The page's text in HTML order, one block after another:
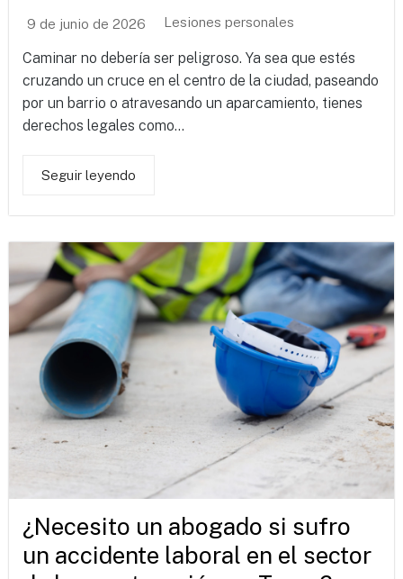
9 de junio de 2026 Lesiones personales
Caminar no debería ser peligroso. Ya sea que estés
cruzando un cruce en el centro de la ciudad, paseando
por un barrio o atravesando un aparcamiento, tienes
derechos legales como...
Seguir leyendo
¿Necesito un abogado si sufro
un accidente laboral en el sector